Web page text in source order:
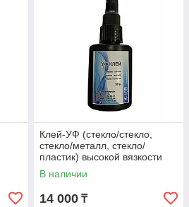
Клей-УФ (стекло/стекло,
стекло/металл, стекло/
пластик) высокой вязкости
600мПа•с, 50гр.
В наличии
14 000 ₸